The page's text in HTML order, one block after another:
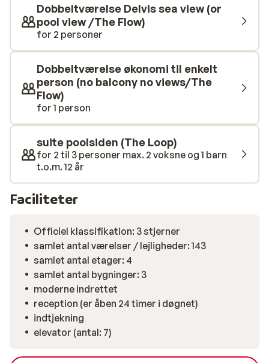
Dobbeltværelse Delvis sea view (or
pool view /The Flow)
for 2 personer
Dobbeltværelse økonomi til enkelt
person (no balcony no views/The
Flow)
for 1 person
suite poolsiden (The Loop)
for 2 til 3 personer max. 2 voksne og 1 barn
t.o.m. 12 år
Faciliteter
Officiel klassifikation: 3 stjerner
samlet antal værelser / lejligheder: 143
samlet antal etager: 4
samlet antal bygninger: 3
moderne indrettet
reception (er åben 24 timer i døgnet)
indtjekning
elevator (antal: 7)